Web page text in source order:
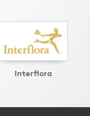
Interflora